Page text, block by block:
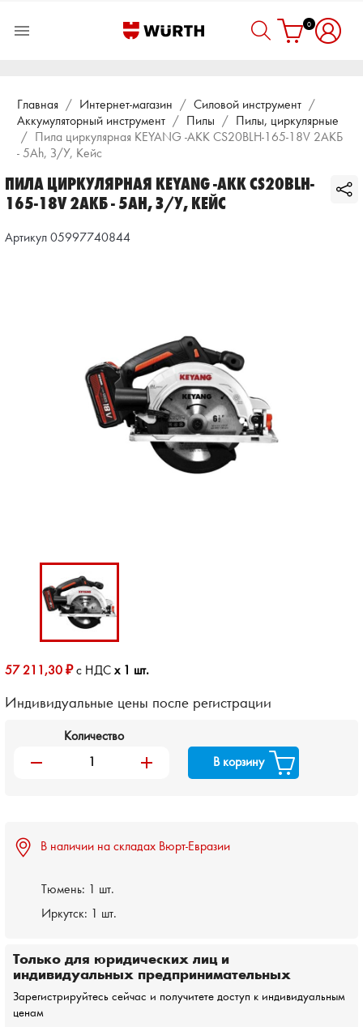
 0
Главная Интернет-магазин
Силовой инструмент
Аккумуляторный инструмент
Пилы
Пилы, циркулярные
Пила циркулярная KEYANG -АКК CS20BLH-165-18V 2АКБ
- 5Ah, З/У, Кейс
ПИЛА ЦИРКУЛЯРНАЯ KEYANG -АКК CS20BLH-
165-18V 2АКБ - 5AH, З/У, КЕЙС
Артикул 05997740844
57 211,30 ₽с НДСx 1 шт.
Индивидуальные цены после регистрации
Количество
remove add В корзину
В наличии на складах Вюрт-Евразии
Тюмень:
1 шт.
Иркутск:
1 шт.
Только для юридических лиц и
индивидуальных предпринимательных
Зарегистрируйтесь сейчас и получитете доступ к индивидуальным
ценам